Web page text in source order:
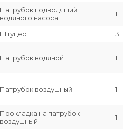
Патрубок подводящий
водяного насоса
1
Штуцер 3
Патрубок водяной 1
Патрубок воздушный 1
Прокладка на патрубок
воздушный
1